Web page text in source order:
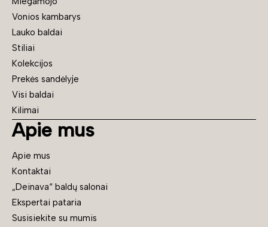
Vonios kambarys
Lauko baldai
Stiliai
Kolekcijos
Prekės sandėlyje
Visi baldai
Kilimai
Apie mus
Apie mus
Kontaktai
„Deinava“ baldų salonai
Ekspertai pataria
Susisiekite su mumis